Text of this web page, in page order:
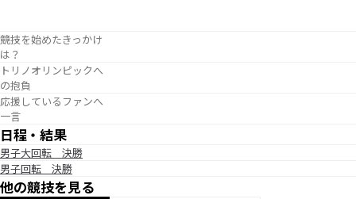
競技を始めたきっかけ
は？
トリノオリンピックへ
の抱負
応援しているファンへ
一言
日程・結果
男子大回転 決勝
男子回転 決勝
他の競技を見る